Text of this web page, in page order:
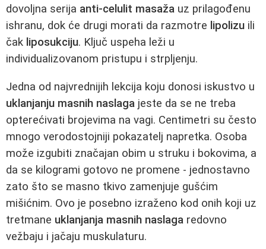
dovoljna serija anti-celulit masaža uz prilagođenu
ishranu, dok će drugi morati da razmotre lipolizu ili
čak liposukciju. Ključ uspeha leži u
individualizovanom pristupu i strpljenju.
Jedna od najvrednijih lekcija koju donosi iskustvo u
uklanjanju masnih naslaga jeste da se ne treba
opterećivati brojevima na vagi. Centimetri su često
mnogo verodostojniji pokazatelj napretka. Osoba
može izgubiti značajan obim u struku i bokovima, a
da se kilogrami gotovo ne promene - jednostavno
zato što se masno tkivo zamenjuje gušćim
mišićnim. Ovo je posebno izraženo kod onih koji uz
tretmane uklanjanja masnih naslaga redovno
vežbaju i jačaju muskulaturu.